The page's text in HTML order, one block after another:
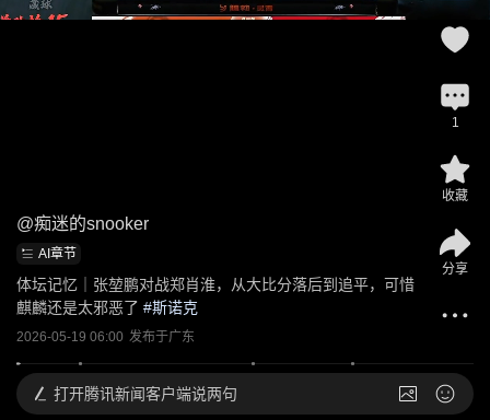
@痴迷的snooker
AI章节
体坛记忆｜张堃鹏对战郑肖淮，从大比分落后到追平，可惜
麒麟还是太邪恶了 #斯诺克
2026-05-19 06:00 发布于广东
1
收藏
分享
打开腾讯新闻客户端说两句